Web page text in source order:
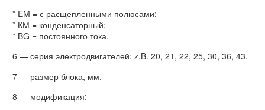
* EM = с расщепленными полюсами;
* КМ = конденсаторный;
* BG = постоянного тока.
6 — серия электродвигателей: z.B. 20, 21, 22, 25, 30, 36, 43.
7 — размер блока, мм.
8 — модификация: